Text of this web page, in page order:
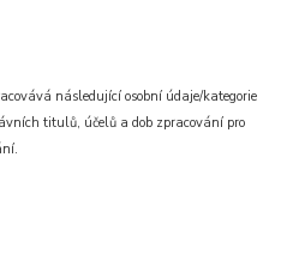
následující osobní údaje/kategorie
titulů, účelů a dob zpracování pro